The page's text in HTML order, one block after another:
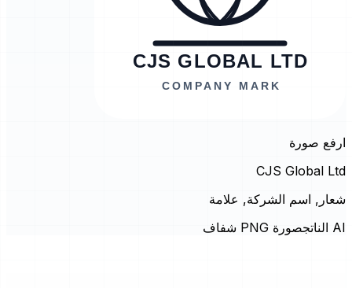
ارفع صورة
CJS Global Ltd
شعار, اسم الشركة, علامة
AI الناتج
صورة PNG شفاف